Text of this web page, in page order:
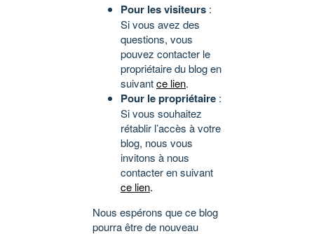
Pour les visiteurs :
Si vous avez des
questions, vous
pouvez contacter le
propriétaire du blog en
suivantce lien.
Pour le propriétaire :
Si vous souhaitez
rétablir l’accès à votre
blog, nous vous
invitons à nous
contacter en suivant
ce lien.
Nous espérons que ce blog
pourra être de nouveau